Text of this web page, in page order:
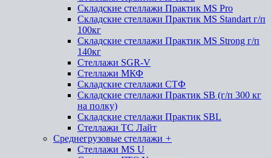
Складские стеллажи Практик MS Pro
Складские стеллажи Практик MS Standart г/п
100кг
Складские стеллажи Практик MS Strong г/п
140кг
Стеллажи SGR-V
Стеллажи МКФ
Складские стеллажи СТФ
Складские стеллажи Практик SB (г/п 300 кг
на полку)
Складские стеллажи Практик SBL
Стеллажи ТС Лайт
Среднегрузовые стеллажи +
Стеллажи MS U